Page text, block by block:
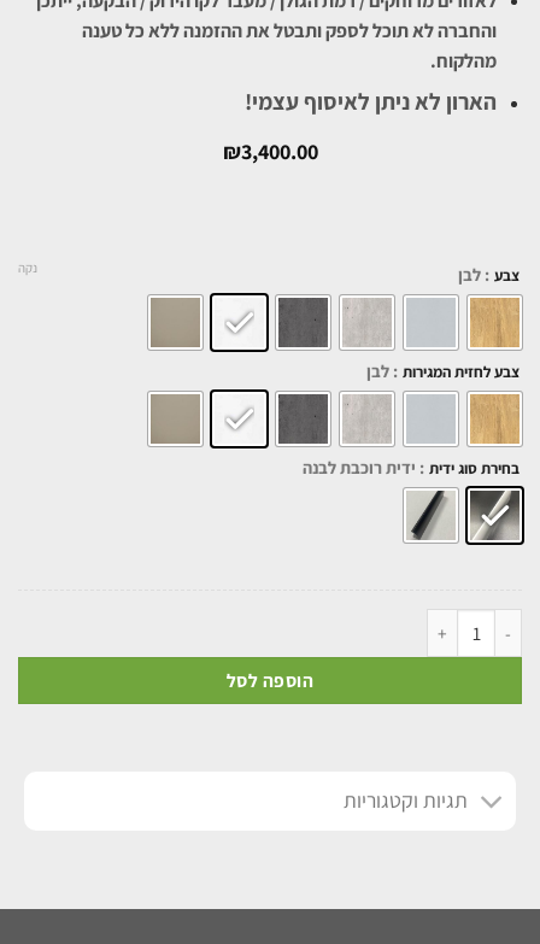
והחברה לא תוכל לספק ותבטל את ההזמנה ללא כל טענה
מהלקוח.
הארון לא ניתן לאיסוף עצמי!
₪3,400.00
צבע : לבן
צבע לחזית המגירות : לבן
בחירת סוג ידית : ידית רוכבת לבנה
נקה
הוספה לסל
תגיות וקטגוריות